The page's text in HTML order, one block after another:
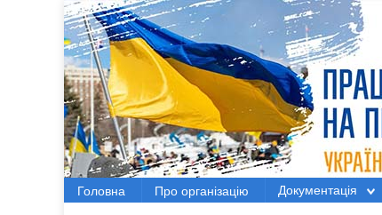
Головна
Про організацію
Документація
Електронний вісник
Головна Про організацію Документація